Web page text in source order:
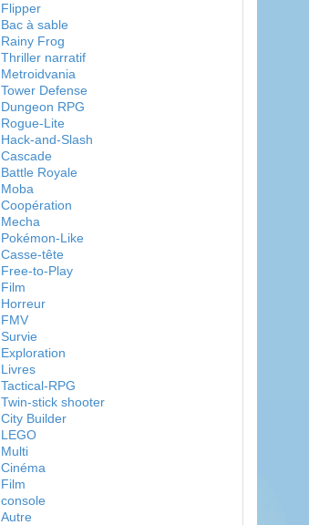
Flipper
Bac à sable
Rainy Frog
Thriller narratif
Metroidvania
Tower Defense
Dungeon RPG
Rogue-Lite
Hack-and-Slash
Cascade
Battle Royale
Moba
Coopération
Mecha
Pokémon-Like
Casse-tête
Free-to-Play
Film
Horreur
FMV
Survie
Exploration
Livres
Tactical-RPG
Twin-stick shooter
City Builder
LEGO
Multi
Cinéma
Film
console
Autre